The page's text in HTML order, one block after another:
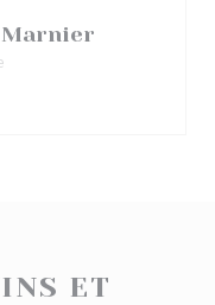
Marnier
ET